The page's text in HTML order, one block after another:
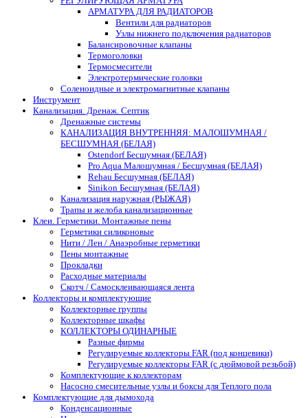
АРМАТУРА ДЛЯ РАДИАТОРОВ
Вентили для радиаторов
Узлы нижнего подключения радиаторов
Балансировочные клапаны
Термоголовки
Термосмесители
Электротермические головки
Соленоидные и электромагнитные клапаны
Инструмент
Канализация. Дренаж. Септик
Дренажные системы
КАНАЛИЗАЦИЯ ВНУТРЕННЯЯ: МАЛОШУМНАЯ /
БЕСШУМНАЯ (БЕЛАЯ)
Ostendorf Бесшумная (БЕЛАЯ)
Pro Aqua Малошумная / Бесшумная (БЕЛАЯ)
Rehau Бесшумная (БЕЛАЯ)
Sinikon Бесшумная (БЕЛАЯ)
Канализация наружная (РЫЖАЯ)
Трапы и желоба канализационные
Клеи. Герметики. Монтажные пены
Герметики силиконовые
Нити / Лен / Анаэробные герметики
Пены монтажные
Прокладки
Расходные материалы
Скотч / Самосклеивающаяся лента
Коллекторы и комплектующие
Коллекторные группы
Коллекторные шкафы
КОЛЛЕКТОРЫ ОДИНАРНЫЕ
Разные фирмы
Регулируемые коллекторы FAR (под концевики)
Регулируемые коллекторы FAR (с дюймовой резьбой)
Комплектующие к коллекторам
Насосно смесительные узлы и боксы для Теплого пола
Комплектующие для дымохода
Конденсационные